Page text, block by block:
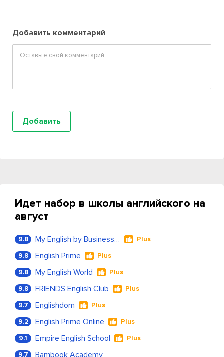
Добавить комментарий
Идет набор в школы английского на
август
9.8 My English by Business Language Plus
9.8 English Prime Plus
9.8 My English World Plus
9.8 FRIENDS English Club Plus
9.7 Englishdom Plus
9.2 English Prime Online Plus
9.1 Empire English School Plus
9.7 Bambook Academy